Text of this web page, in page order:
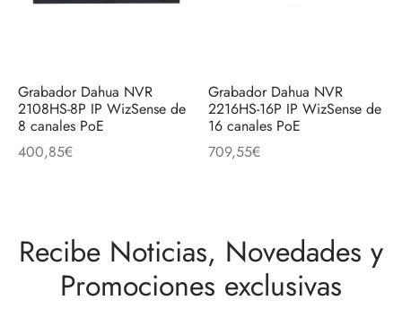
Grabador Dahua NVR
2108HS-8P IP WizSense de
8 canales PoE
400,85€
Grabador Dahua NVR
2216HS-16P IP WizSense de
16 canales PoE
709,55€
Recibe Noticias, Novedades y
Promociones exclusivas